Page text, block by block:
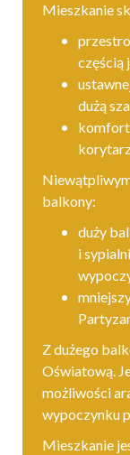
Mieszkanie
częścią
dużą
balkony:
duży
i
Z dużego
Oświatową.
możliwości
wypoczynku
Mieszkanie